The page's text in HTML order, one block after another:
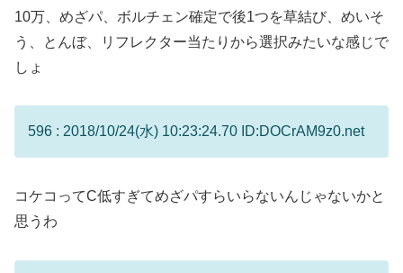
10万、めざパ、ボルチェン確定で後1つを草結び、めいそ
う、とんぼ、リフレクター当たりから選択みたいな感じで
しょ
596 : 2018/10/24(水) 10:23:24.70 ID:DOCrAM9z0.net
コケコってC低すぎてめざパすらいらないんじゃないかと
思うわ